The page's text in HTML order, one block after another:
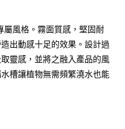
，並將交易相關給付款項請求債
址：
或監護人之同意方可使用
起之損失，本公司不負相關責
屬風格。霧面質感，堅固耐
出動感十足的效果。設計過
靈感，並將之融入產品的風
槽讓植物無需頻繁澆水也能